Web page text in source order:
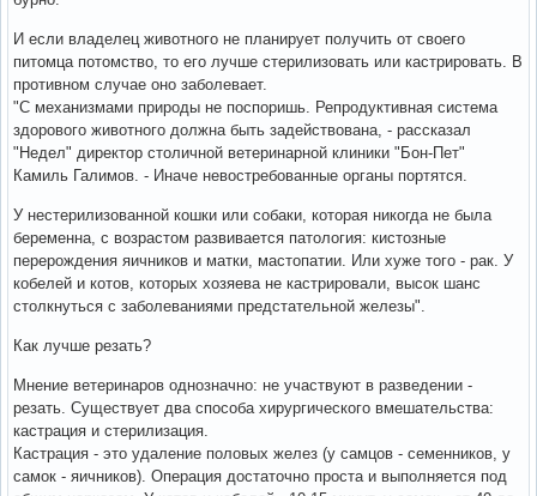
И если владелец животного не планирует получить от своего
питомца потомство, то его лучше стерилизовать или кастрировать. В
противном случае оно заболевает.
"С механизмами природы не поспоришь. Репродуктивная система
здорового животного должна быть задействована, - рассказал
"Недел" директор столичной ветеринарной клиники "Бон-Пет"
Камиль Галимов. - Иначе невостребованные органы портятся.
У нестерилизованной кошки или собаки, которая никогда не была
беременна, с возрастом развивается патология: кистозные
перерождения яичников и матки, мастопатии. Или хуже того - рак. У
кобелей и котов, которых хозяева не кастрировали, высок шанс
столкнуться с заболеваниями предстательной железы".
Как лучше резать?
Мнение ветеринаров однозначно: не участвуют в разведении -
резать. Существует два способа хирургического вмешательства:
кастрация и стерилизация.
Кастрация - это удаление половых желез (у самцов - семенников, у
самок - яичников). Операция достаточно проста и выполняется под